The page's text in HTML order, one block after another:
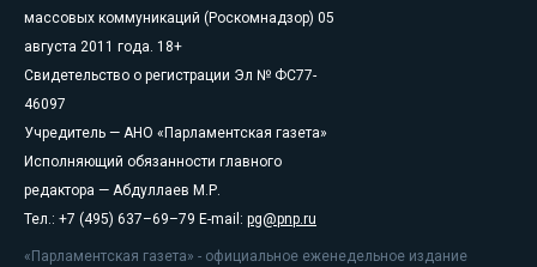
массовых коммуникаций (Роскомнадзор) 05
августа 2011 года. 18+
Свидетельство о регистрации Эл № ФС77-
46097
Учредитель — АНО «Парламентская газета»
Исполняющий обязанности главного
редактора — Абдуллаев М.Р.
Тел.: +7 (495) 637–69–79 E-mail: pg@pnp.ru
«Парламентская газета» - официальное еженедельное издание